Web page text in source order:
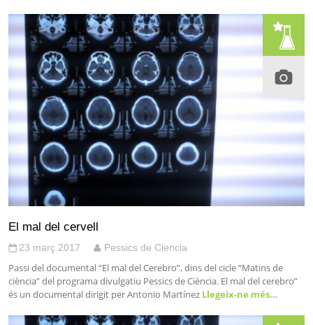
El mal del cervell
23 març 2017 Pessics de Ciencia
Passi del documental “El mal del Cerebro”, dins del cicle “Matins de
ciència” del programa divulgatiu Pessics de Ciència. El mal del cerebro”
és un documental dirigit per Antonio Martínez Llegeix-ne més…